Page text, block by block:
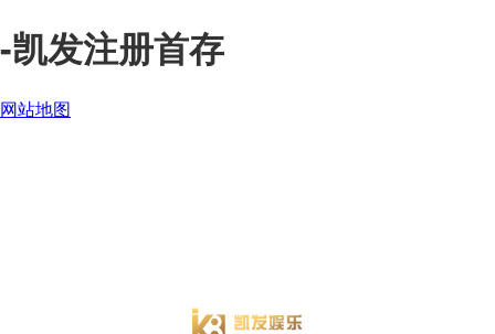
-凯发注册首存
网站地图